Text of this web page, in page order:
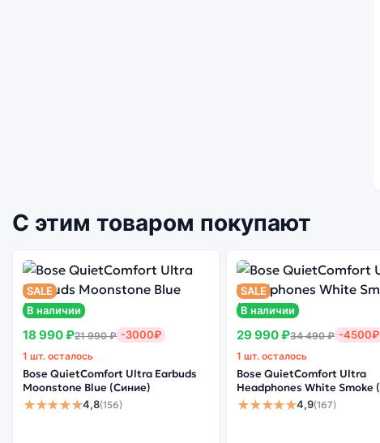
С этим товаром покупают
SALE
В наличии
18 990 ₽21 990 ₽ -3000₽
1 шт. осталось
Bose QuietComfort Ultra Earbuds
Moonstone Blue (Синие)
★★★★★4,8(156)
SALE
В наличии
29 990 ₽34 490 ₽ -4500₽
1 шт. осталось
Bose QuietComfort Ultra
Headphones White Smoke
★★★★★4,9(167)